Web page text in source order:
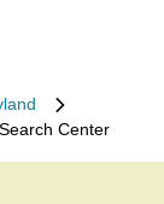
Center